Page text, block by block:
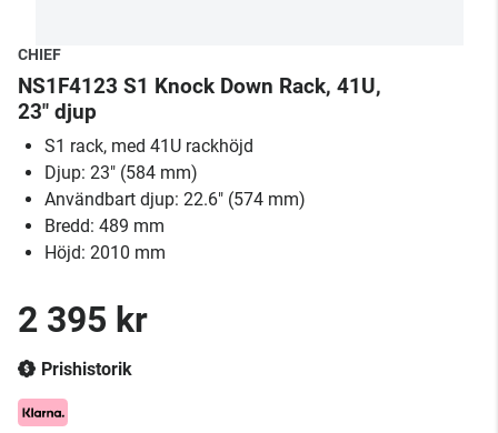
CHIEF
NS1F4123 S1 Knock Down Rack, 41U,
23" djup
S1 rack, med 41U rackhöjd
Djup: 23" (584 mm)
Användbart djup: 22.6" (574 mm)
Bredd: 489 mm
Höjd: 2010 mm
2 395 kr
Prishistorik